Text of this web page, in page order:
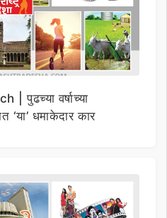
पुढच्या वर्षाच्या
‘या’ धमाकेदार कार